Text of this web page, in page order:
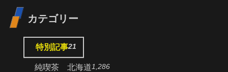
カテゴリー
特別記事21
純喫茶 北海道1,286